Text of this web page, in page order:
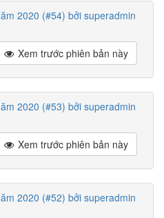
2020 (#54) bởi superadmin
Xem trước phiên bản này
2020 (#53) bởi superadmin
Xem trước phiên bản này
2020 (#52) bởi superadmin